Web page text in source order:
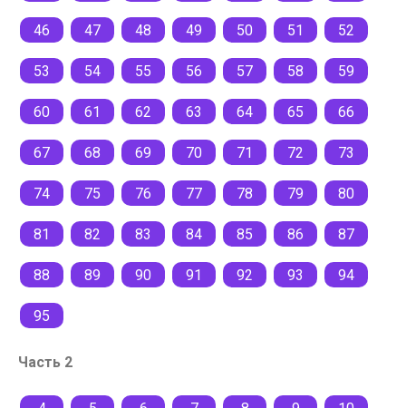
46 47 48 49 50 51 52
53 54 55 56 57 58 59
60 61 62 63 64 65 66
67 68 69 70 71 72 73
74 75 76 77 78 79 80
81 82 83 84 85 86 87
88 89 90 91 92 93 94
95
Часть 2